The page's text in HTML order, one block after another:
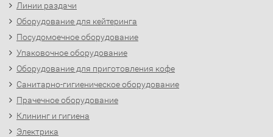
Линии раздачи
Оборудование для кейтеринга
Посудомоечное оборудование
Упаковочное оборудование
Оборудование для приготовления кофе
Санитарно-гигиеническое оборудование
Прачечное оборудование
Клининг и гигиена
Электрика